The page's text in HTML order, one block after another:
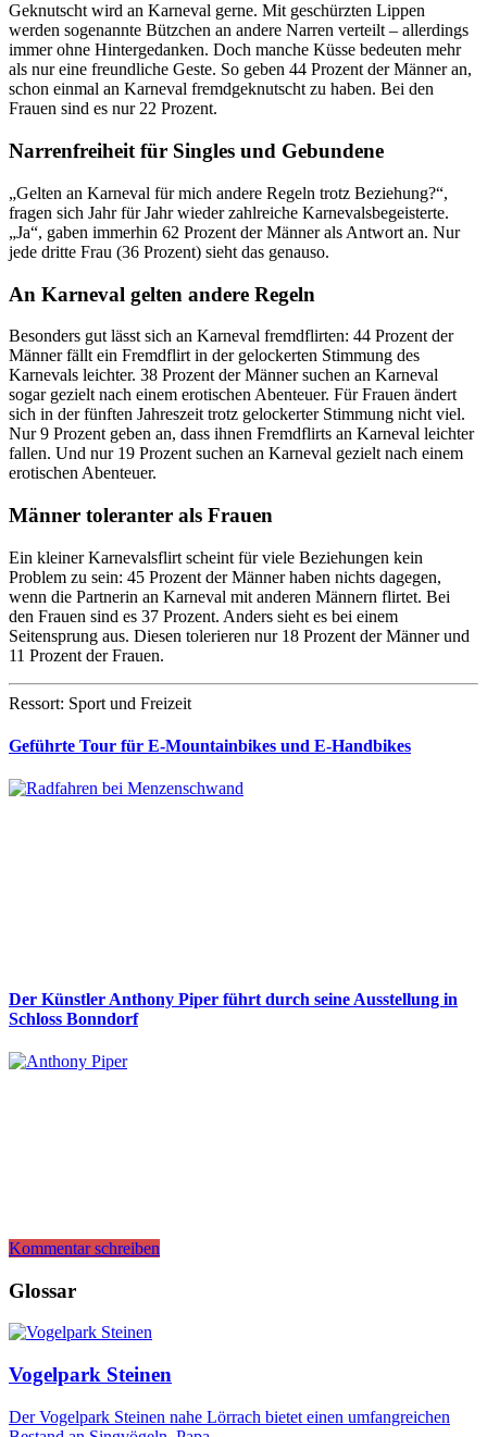
Geknutscht wird an Karneval gerne. Mit geschürzten Lippen
werden sogenannte Bützchen an andere Narren verteilt – allerdings
immer ohne Hintergedanken. Doch manche Küsse bedeuten mehr
als nur eine freundliche Geste. So geben 44 Prozent der Männer an,
schon einmal an Karneval fremdgeknutscht zu haben. Bei den
Frauen sind es nur 22 Prozent.
Narrenfreiheit für Singles und Gebundene
„Gelten an Karneval für mich andere Regeln trotz Beziehung?“,
fragen sich Jahr für Jahr wieder zahlreiche Karnevalsbegeisterte.
„Ja“, gaben immerhin 62 Prozent der Männer als Antwort an. Nur
jede dritte Frau (36 Prozent) sieht das genauso.
An Karneval gelten andere Regeln
Besonders gut lässt sich an Karneval fremdflirten: 44 Prozent der
Männer fällt ein Fremdflirt in der gelockerten Stimmung des
Karnevals leichter. 38 Prozent der Männer suchen an Karneval
sogar gezielt nach einem erotischen Abenteuer. Für Frauen ändert
sich in der fünften Jahreszeit trotz gelockerter Stimmung nicht viel.
Nur 9 Prozent geben an, dass ihnen Fremdflirts an Karneval leichter
fallen. Und nur 19 Prozent suchen an Karneval gezielt nach einem
erotischen Abenteuer.
Männer toleranter als Frauen
Ein kleiner Karnevalsflirt scheint für viele Beziehungen kein
Problem zu sein: 45 Prozent der Männer haben nichts dagegen,
wenn die Partnerin an Karneval mit anderen Männern flirtet. Bei
den Frauen sind es 37 Prozent. Anders sieht es bei einem
Seitensprung aus. Diesen tolerieren nur 18 Prozent der Männer und
11 Prozent der Frauen.
Ressort: Sport und Freizeit
Geführte Tour für E-Mountainbikes und E-Handbikes
Der Künstler Anthony Piper führt durch seine Ausstellung in
Schloss Bonndorf
Kommentar schreiben
Glossar
Vogelpark Steinen
Der Vogelpark Steinen nahe Lörrach bietet einen umfangreichen